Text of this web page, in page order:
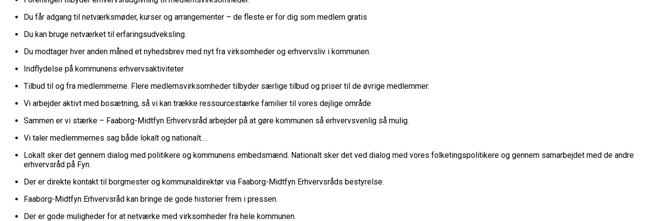
­Du får adgang til netværksmøder, kurser og arrangementer – de fleste er for dig som medlem gratis
Du kan bruge netværket til erfaringsudveksling.
Du modtager hver anden måned et nyhedsbrev med nyt fra virksomheder og erhvervsliv i kommunen.
Indflydelse på kommunens erhvervsaktiviteter
Tilbud til og fra medlemmerne. Flere medlemsvirksomheder tilbyder særlige tilbud og priser til de øvrige medlemmer.
Vi arbejder aktivt med bosætning, så vi kan trække ressourcestærke familier til vores dejlige område
Sammen er vi stærke – Faaborg-Midtfyn Erhvervsråd arbejder på at gøre kommunen så erhvervsvenlig så mulig.
Vi taler medlemmernes sag både lokalt og nationalt….
Lokalt sker det gennem dialog med politikere og kommunens embedsmænd. Nationalt sker det ved dialog med vores folketingspolitikere og gennem samarbejdet med de andre
erhvervsråd på Fyn.
Der er direkte kontakt til borgmester og kommunaldirektør via Faaborg-Midtfyn Erhvervsråds bestyrelse.
Faaborg-Midtfyn Erhvervsråd kan bringe de gode historier frem i pressen.
Der er gode muligheder for at netværke med virksomheder fra hele kommunen.